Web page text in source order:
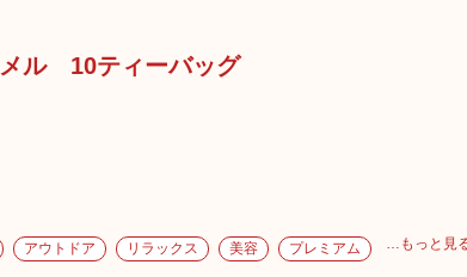
ル 10ティーバッグ
アウトドア リラックス 美容 プレミアム …もっと見